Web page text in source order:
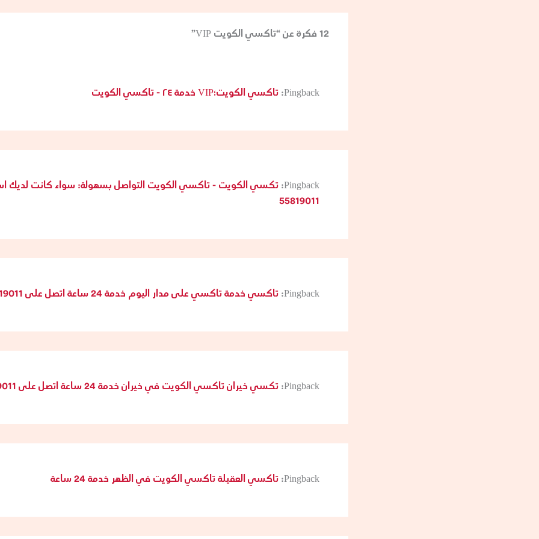
12 فكرة عن “تاكسي الكويت VIP”
Pingback: تاكسي الكويت؛VIP خدمة ٢٤ - تاكسي الكويت
Pingback: تكسي الكويت - تاكسي الكويت التواصل بسهولة: سواء كانت لديك
55819011
Pingback: تاكسي خدمة تاكسي على مدار اليوم خدمة 24 ساعة اتصل على 55819011
Pingback: تكسي خيران تاكسي الكويت في خيران خدمة 24 ساعة اتصل على 55819011
Pingback: تاكسي العقيلة تاكسي الكويت في الظهر خدمة 24 ساعة